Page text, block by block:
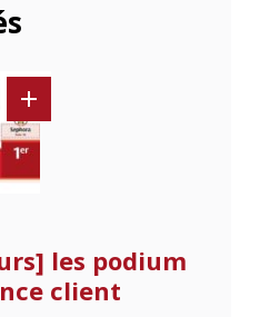
les podium
client